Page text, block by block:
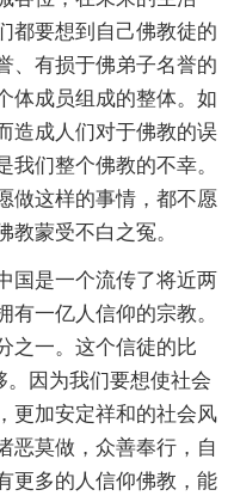
都要想到自己佛教徒的
、有损于佛弟子名誉的
体成员组成的整体。如
造成人们对于佛教的误
们整个佛教的不幸。
做这样的事情，都不愿
教蒙受不白之冤。
是一个流传了将近两
一亿人信仰的宗教。
之一。这个信徒的比
。因为我们要想使社会
更加安定祥和的社会风
恶莫做，众善奉行，自
更多的人信仰佛教，能